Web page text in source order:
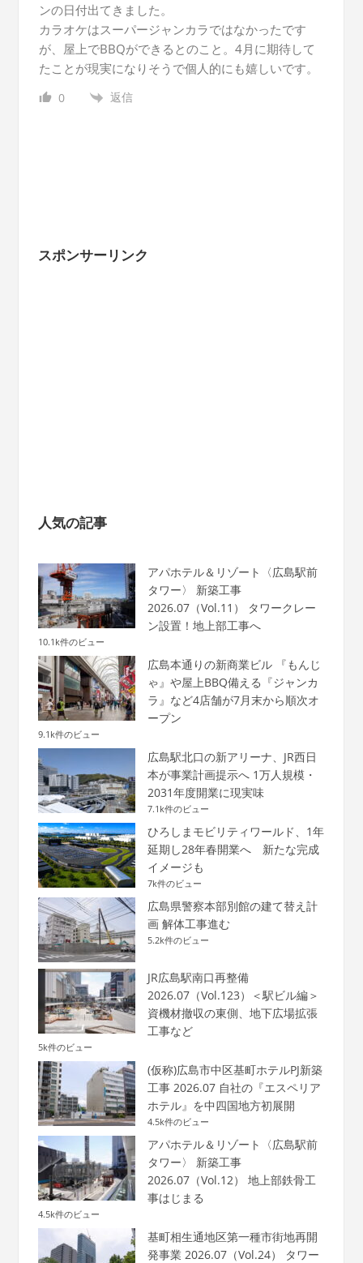
ンの日付出てきました。
カラオケはスーパージャンカラではなかったです
が、屋上でBBQができるとのこと。4月に期待して
たことが現実になりそうで個人的にも嬉しいです。
0 返信
スポンサーリンク
人気の記事
アパホテル＆リゾート〈広島駅前
タワー〉 新築工事
2026.07（Vol.11） タワークレー
ン設置！地上部工事へ
10.1k件のビュー
広島本通りの新商業ビル 『もんじ
ゃ』や屋上BBQ備える『ジャンカ
ラ』など4店舗が7月末から順次オ
ープン
9.1k件のビュー
広島駅北口の新アリーナ、JR西日
本が事業計画提示へ 1万人規模・
2031年度開業に現実味
7.1k件のビュー
ひろしまモビリティワールド、1年
延期し28年春開業へ 新たな完成
イメージも
7k件のビュー
広島県警察本部別館の建て替え計
画 解体工事進む
5.2k件のビュー
JR広島駅南口再整備
2026.07（Vol.123）＜駅ビル編＞
資機材撤収の東側、地下広場拡張
工事など
5k件のビュー
(仮称)広島市中区基町ホテルPJ新築
工事 2026.07 自社の『エスペリア
ホテル』を中四国地方初展開
4.5k件のビュー
アパホテル＆リゾート〈広島駅前
タワー〉 新築工事
2026.07（Vol.12） 地上部鉄骨工
事はじまる
4.5k件のビュー
基町相生通地区第一種市街地再開
発事業 2026.07（Vol.24） タワー